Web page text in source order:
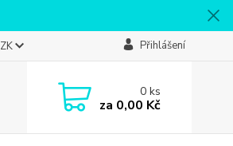
Přihlášení
0ks
za 0,00 Kč